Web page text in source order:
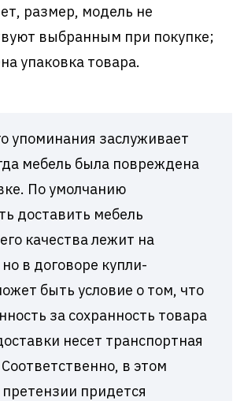
размер, модель не
выбранным при покупке;
упаковка товара.
упоминания заслуживает
мебель была повреждена
По умолчанию
доставить мебель
качества лежит на
в договоре купли-
быть условие о том, что
за сохранность товара
несет транспортная
в этом
претензии придется